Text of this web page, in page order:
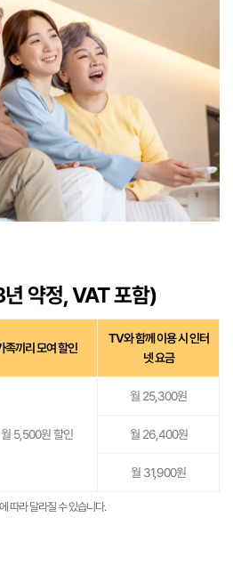
약정, VAT 포함)
족끼리 모여 할인
TV와 함께 이용 시 인터
넷 요금
월 5,500원 할인
월 25,300원
월 26,400원
월 31,900원
따라 달라질 수 있습니다.